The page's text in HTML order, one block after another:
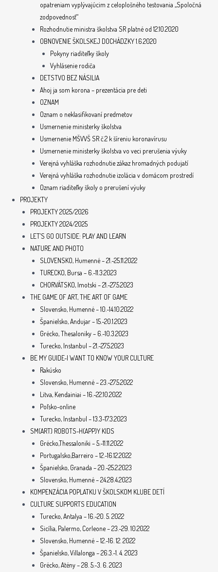
opatreniam vyplývajúcim z celoplošného testovania „Spoločná
zodpovednosť“
Rozhodnutie ministra školstva SR platné od 12.10.2020
OBNOVENIE ŠKOLSKEJ DOCHÁDZKY 1.6.2020
Pokyny riaditeľky školy
Vyhlásenie rodiča
DETSTVO BEZ NÁSILIA
Ahoj ja som korona – prezentácia pre deti
OZNAM
Oznam o neklasifikovaní predmetov
Usmernenie ministerky školstva
Usmernenie MŠVVŠ SR č.2 k šíreniu koronavírusu
Usmernenie ministerky školstva vo veci prerušenia výuky
Verejná vyhláška rozhodnutie zákaz hromadných podujatí
Verejná vyhláška rozhodnutie izolácia v domácom prostredí
Oznam riaditeľky školy o prerušení výuky
PROJEKTY
PROJEKTY 2025/2026
PROJEKTY 2024/2025
LET’S GO OUTSIDE: PLAY AND LEARN
NATURE AND PHOTO
SLOVENSKO, Humenné – 21.-25.11.2022
TURECKO, Bursa – 6.-11.3.2023
CHORVÁTSKO, Imotski – 21.-27.5.2023
THE GAME OF ART, THE ART OF GAME
Slovensko, Humenné – 10.-14.10.2022
Španielsko, Andujar – 15.-20.1.2023
Grécko, Thesaloniky – 6.-10.3.2023
Turecko, Instanbul – 21.-27.5.2023
BE MY GUIDE-I WANT TO KNOW YOUR CULTURE
Rakúsko
Slovensko, Humenné – 23.-27.5.2022
Litva, Kendainiai – 16.-22.10.2022
Poľsko-online
Turecko, Instanbul – 13.3-17.3.2023
SM(ART) ROBOTS-H(APP)Y KIDS
Grécko,Thessaloniki – 5.-11.11.2022
Portugalsko,Barreiro – 12.-16.12.2022
Španielsko, Granada – 20.-25.2.2023
Slovensko, Humenné – 24.28.4.2023
KOMPENZÁCIA POPLATKU V ŠKOLSKOM KLUBE DETÍ
CULTURE SUPPORTS EDUCATION
Turecko, Antalya – 16.-20. 5. 2022
Sicília, Palermo, Corleone – 23.-29. 10.2022
Slovensko, Humenné – 12.-16. 12. 2022
Španielsko, Villalonga – 26.3.-1. 4. 2023
Grécko, Atény – 28. 5.-3. 6. 2023